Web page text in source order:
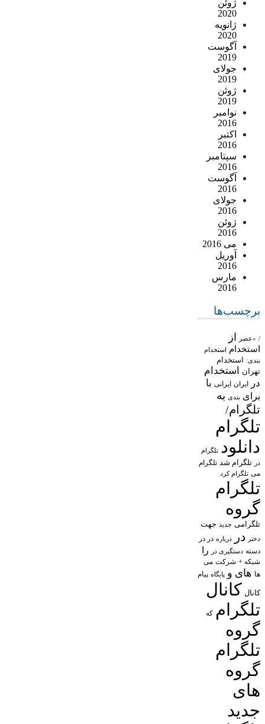
ژوئن
2020
ژانویه
2020
آگوست
2019
جولای
2019
ژوئن
2019
نوامبر
2016
اکتبر
2016
سپتامبر
2016
آگوست
2016
جولای
2016
ژوئن
2016
می 2016
آوریل
2016
مارس
2016
برچسب‌ها
/ «عصر از
استخدام استخدام
بندی: استخدام
تهران
استخدام
در
ایران ایرانی با
برای بندی به
تلگرام/
تلگرام
دانلود تلگرام
در تلگرام شد تلگرام
می تلگرام کرد
تلگرام
گروه
تلگرامی جدید جهت
دختر در درباره در در
دسته دستگیری در را
شبکه + شرکت می
ها های و پایگاه پیام
کانال کانال
تلگرام که
گروه
تلگرام
گروه
های
جدید